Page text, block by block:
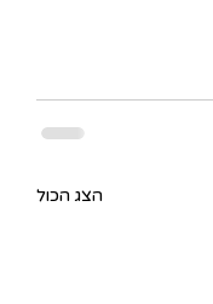
הצג הכול